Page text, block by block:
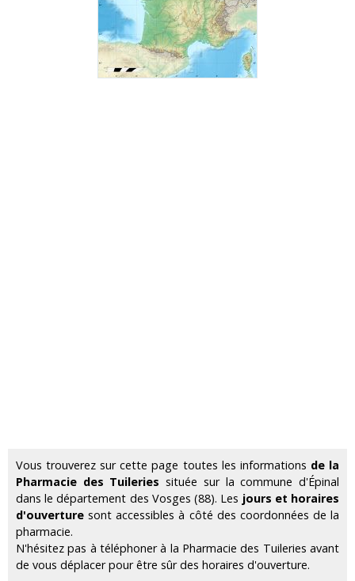
Vous trouverez sur cette page toutes les informations de la
Pharmacie des Tuileries située sur la commune d'Épinal
dans le département des Vosges (88). Les jours et horaires
d'ouverture sont accessibles à côté des coordonnées de la
pharmacie.
N'hésitez pas à téléphoner à la Pharmacie des Tuileries avant
de vous déplacer pour être sûr des horaires d'ouverture.